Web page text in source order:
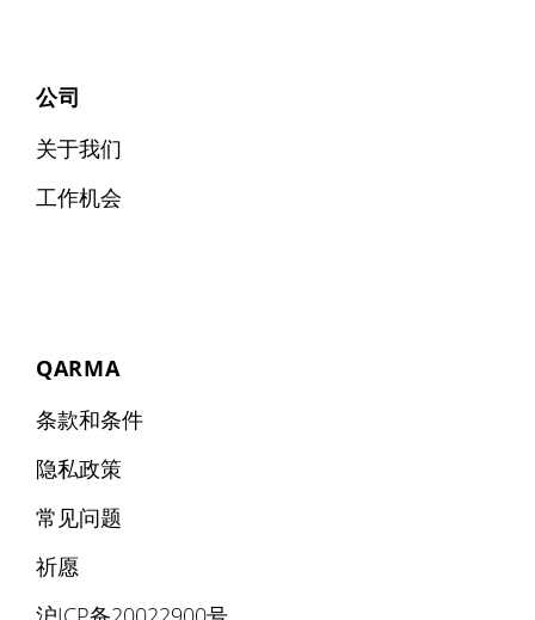
公司
关于我们
工作机会
QARMA
条款和条件
隐私政策
常见问题
祈愿